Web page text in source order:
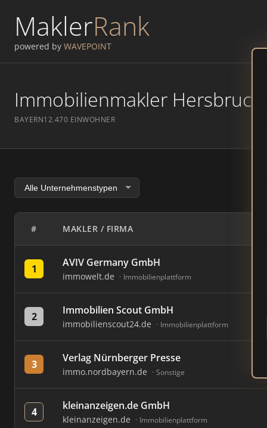
MaklerRank
powered by WAVEPOINT
Immobilienmakler Hersbruck
BAYERN12.470 EINWOHNER
# MAKLER / FIRMA
1 AVIV Germany GmbH
immowelt.de Immobilienplattform
2 Immobilien Scout GmbH
immobilienscout24.de Immobilienplattform
3 Verlag Nürnberger Presse
immo.nordbayern.de Sonstige
4 kleinanzeigen.de GmbH
kleinanzeigen.de Immobilienplattform